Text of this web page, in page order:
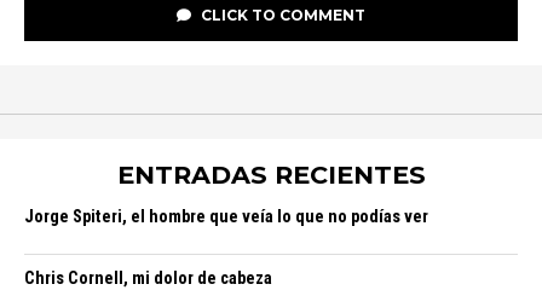
CLICK TO COMMENT
ENTRADAS RECIENTES
Jorge Spiteri, el hombre que veía lo que no podías ver
Chris Cornell, mi dolor de cabeza